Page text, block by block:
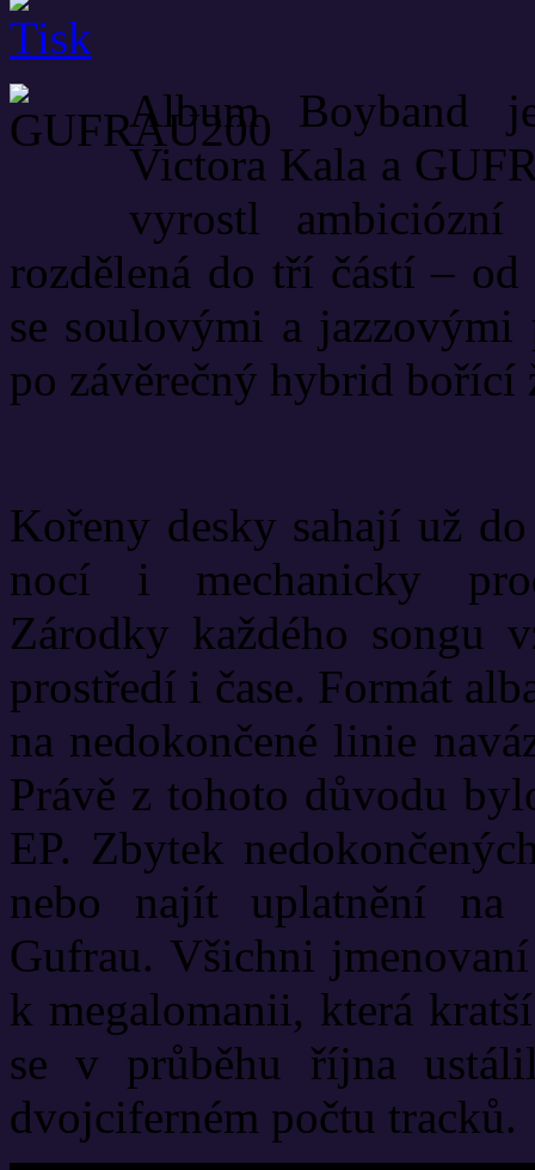
Album Boyband
Victora Kala a
vyrostl
rozdělená do tří částí – od
se soulovými a
po závěrečný hybrid
Kořeny desky sahají už
nocí i mechanicky
Zárodky každého songu
prostředí i čase. Formát
na nedokončené linie
Právě z tohoto důvodu
EP. Zbytek
nebo najít uplatnění na
Gufrau. Všichni
k megalomanii, která
se v průběhu října
dvojciferném počtu tracků.